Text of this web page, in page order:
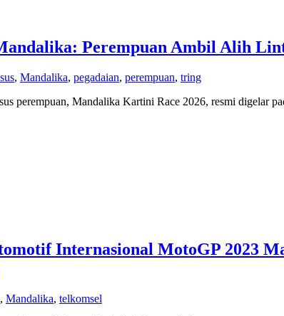
Perempuan Ambil Alih
, Mandalika, pegadaian, perempuan, tring
perempuan, Mandalika Kartini Race 2026, resmi digelar
Internasional MotoGP 2023
, Mandalika, telkomsel